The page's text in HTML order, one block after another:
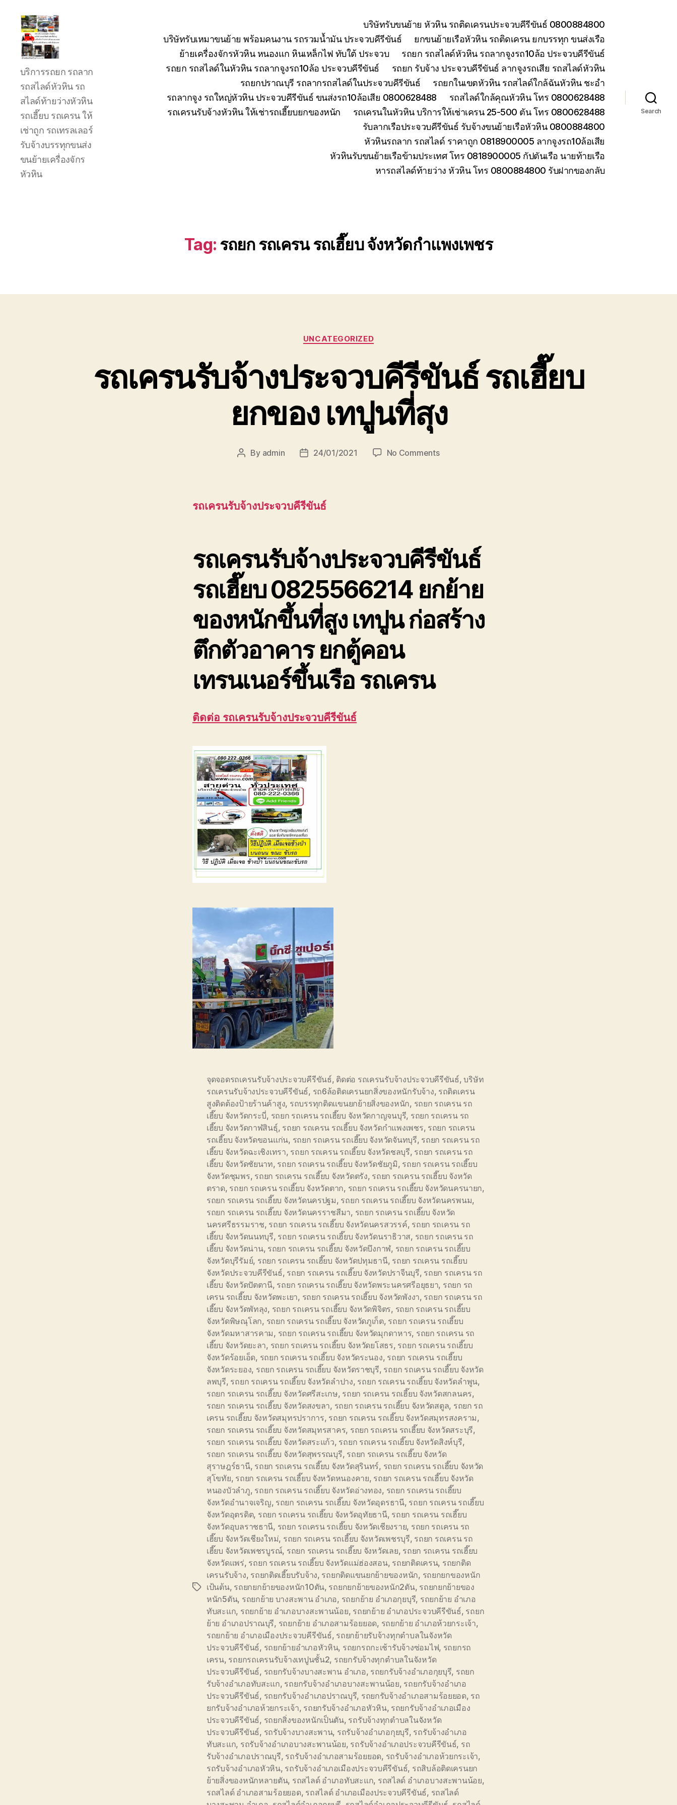
ลาก
รถ
สไลด์
เขต
หัวหิน
24
ชั่วโมง
ติดต่อ
โทร
บริการรถยก รถลาก
รถสไลด์หัวหิน รถ
สไลด์ท้ายว่างหัวหิน
รถเฮี๊ยบ รถเครน ให้
เช่าถูก รถเทรลเลอร์
รับจ้างบรรทุกขนส่ง
ขนย้ายเครื่องจักร
หัวหิน
บริษัทรับขนย้าย หัวหิน รถติดเครนประจวบคีรีขันธ์ 0800884800
บริษัทรับเหมาขนย้าย พร้อมคนงาน รถรวมน้ำมัน ประจวบคีรีขันธ์
ยกขนย้ายเรือหัวหิน รถติดเครน ยกบรรทุก ขนส่งเรือ
ย้ายเครื่องจักรหัวหิน หนองแก หินเหล็กไฟ ทับใต้ ประจวบ
รถยก รถสไลด์หัวหิน รถลากจูงรถ10ล้อ ประจวบคีรีขันธ์
รถยก รถสไลด์ในหัวหิน รถลากจูงรถ10ล้อ ประจวบคีรีขันธ์
รถยก รับจ้าง ประจวบคีรีขันธ์ ลากจูงรถเสีย รถสไลด์หัวหิน
รถยกปราณบุรี รถลากรถสไลด์ในประจวบคีรีขันธ์
รถยกในเขตหัวหิน รถสไลด์ใกล้ฉันหัวหิน ชะอำ
รถลากจูง รถใหญ่หัวหิน ประจวบคีรีขันธ์ ขนส่งรถ10ล้อเสีย 0800628488
รถสไลด์ใกล้คุณหัวหิน โทร 0800628488
รถเครนรับจ้างหัวหิน ให้เช่ารถเฮี๊ยบยกของหนัก
รถเครนในหัวหิน บริการให้เช่าเครน 25-500 ตัน โทร 0800628488
รับลากเรือประจวบคีรีขันธ์ รับจ้างขนย้ายเรือหัวหิน 0800884800
หัวหินรถลาก รถสไลด์ ราคาถูก 0818900005 ลากจูงรถ10ล้อเสีย
หัวหินรับขนย้ายเรือข้ามประเทศ โทร 0818900005 กัปตันเรือ นายท้ายเรือ
หารถสไลด์ท้ายว่าง หัวหิน โทร 0800884800 รับฝากของกลับ
Search
Tag: รถยก รถเครน รถเฮี๊ยบ จังหวัดกำแพงเพชร
Categories
UNCATEGORIZED
รถเครนรับจ้างประจวบคีรีขันธ์ รถเฮี๊ยบ
ยกของ เทปูนที่สุง
Post
By admin
Post24/01/2021 No Commentson
ของ
เทปูน
สุง
รถเครนรับจ้างประจวบคีรีขันธ์
รถเครนรับจ้างประจวบคีรีขันธ์
รถเฮี๊ยบ 0825566214 ยกย้าย
ของหนักขึ้นที่สูง เทปูน ก่อสร้าง
ตึกตัวอาคาร ยกตู้คอน
เทรนเนอร์ขึ้นเรือ รถเครน
ติดต่อ รถเครนรับจ้างประจวบคีรีขันธ์
Tags
จุดจอดรถเครนรับจ้างประจวบคีรีขันธ์, ติดต่อ รถเครนรับจ้างประจวบคีรีขันธ์,บริษัท
รถเครนรับจ้างประจวบคีรีขันธ์, รถ6ล้อติดเครนยกสิ่งของหนักรับจ้าง, รถติดเครน
สูงติดต้องป้ายร้านค้าสูง, รถบรรทุกติดแขนยกย้ายสิ่งของหนัก, รถยก รถเครน รถ
เฮี๊ยบ จังหวัดกระบี่, รถยก รถเครน รถเฮี๊ยบ จังหวัดกาญจนบุรี, รถยก รถเครน รถ
เฮี๊ยบ จังหวัดกาฬสินธุ์, รถยก รถเครน รถเฮี๊ยบ จังหวัดกำแพงเพชร, รถยก รถเครน
รถเฮี๊ยบ จังหวัดขอนแก่น, รถยก รถเครน รถเฮี๊ยบ จังหวัดจันทบุรี, รถยก รถเครน รถ
เฮี๊ยบ จังหวัดฉะเชิงเทรา, รถยก รถเครน รถเฮี๊ยบ จังหวัดชลบุรี, รถยก รถเครน รถ
เฮี๊ยบ จังหวัดชัยนาท, รถยก รถเครน รถเฮี๊ยบ จังหวัดชัยภูมิ, รถยก รถเครน รถเฮี๊ยบ
จังหวัดชุมพร, รถยก รถเครน รถเฮี๊ยบ จังหวัดตรัง, รถยก รถเครน รถเฮี๊ยบ จังหวัด
ตราด, รถยก รถเครน รถเฮี๊ยบ จังหวัดตาก, รถยก รถเครน รถเฮี๊ยบ จังหวัดนครนายก,
รถยก รถเครน รถเฮี๊ยบ จังหวัดนครปฐม, รถยก รถเครน รถเฮี๊ยบ จังหวัดนครพนม,
รถยก รถเครน รถเฮี๊ยบ จังหวัดนครราชสีมา, รถยก รถเครน รถเฮี๊ยบ จังหวัด
นครศรีธรรมราช, รถยก รถเครน รถเฮี๊ยบ จังหวัดนครสวรรค์, รถยก รถเครน รถ
เฮี๊ยบ จังหวัดนนทบุรี, รถยก รถเครน รถเฮี๊ยบ จังหวัดนราธิวาส, รถยก รถเครน รถ
เฮี๊ยบ จังหวัดน่าน, รถยก รถเครน รถเฮี๊ยบ จังหวัดบึงกาฬ, รถยก รถเครน รถเฮี๊ยบ
จังหวัดบุรีรัมย์, รถยก รถเครน รถเฮี๊ยบ จังหวัดปทุมธานี, รถยก รถเครน รถเฮี๊ยบ
จังหวัดประจวบคีรีขันธ์, รถยก รถเครน รถเฮี๊ยบ จังหวัดปราจีนบุรี, รถยก รถเครน รถ
เฮี๊ยบ จังหวัดปัตตานี, รถยก รถเครน รถเฮี๊ยบ จังหวัดพระนครศรีอยุธยา, รถยก รถ
เครน รถเฮี๊ยบ จังหวัดพะเยา, รถยก รถเครน รถเฮี๊ยบ จังหวัดพังงา, รถยก รถเครน รถ
เฮี๊ยบ จังหวัดพัทลุง, รถยก รถเครน รถเฮี๊ยบ จังหวัดพิจิตร, รถยก รถเครน รถเฮี๊ยบ
จังหวัดพิษณุโลก, รถยก รถเครน รถเฮี๊ยบ จังหวัดภูเก็ต, รถยก รถเครน รถเฮี๊ยบ
จังหวัดมหาสารคาม, รถยก รถเครน รถเฮี๊ยบ จังหวัดมุกดาหาร, รถยก รถเครน รถ
เฮี๊ยบ จังหวัดยะลา, รถยก รถเครน รถเฮี๊ยบ จังหวัดยโสธร, รถยก รถเครน รถเฮี๊ยบ
จังหวัดร้อยเอ็ด, รถยก รถเครน รถเฮี๊ยบ จังหวัดระนอง, รถยก รถเครน รถเฮี๊ยบ
จังหวัดระยอง, รถยก รถเครน รถเฮี๊ยบ จังหวัดราชบุรี, รถยก รถเครน รถเฮี๊ยบ จังหวัด
ลพบุรี, รถยก รถเครน รถเฮี๊ยบ จังหวัดลำปาง, รถยก รถเครน รถเฮี๊ยบ จังหวัดลำพูน,
รถยก รถเครน รถเฮี๊ยบ จังหวัดศรีสะเกษ, รถยก รถเครน รถเฮี๊ยบ จังหวัดสกลนคร,
รถยก รถเครน รถเฮี๊ยบ จังหวัดสงขลา, รถยก รถเครน รถเฮี๊ยบ จังหวัดสตูล, รถยก รถ
เครน รถเฮี๊ยบ จังหวัดสมุทรปราการ, รถยก รถเครน รถเฮี๊ยบ จังหวัดสมุทรสงคราม,
รถยก รถเครน รถเฮี๊ยบ จังหวัดสมุทรสาคร, รถยก รถเครน รถเฮี๊ยบ จังหวัดสระบุรี,
รถยก รถเครน รถเฮี๊ยบ จังหวัดสระแก้ว, รถยก รถเครน รถเฮี๊ยบ จังหวัดสิงห์บุรี,
รถยก รถเครน รถเฮี๊ยบ จังหวัดสุพรรณบุรี, รถยก รถเครน รถเฮี๊ยบ จังหวัด
สุราษฎร์ธานี, รถยก รถเครน รถเฮี๊ยบ จังหวัดสุรินทร์, รถยก รถเครน รถเฮี๊ยบ จังหวัด
สุโขทัย, รถยก รถเครน รถเฮี๊ยบ จังหวัดหนองคาย, รถยก รถเครน รถเฮี๊ยบ จังหวัด
หนองบัวลำภู, รถยก รถเครน รถเฮี๊ยบ จังหวัดอ่างทอง, รถยก รถเครน รถเฮี๊ยบ
จังหวัดอำนาจเจริญ, รถยก รถเครน รถเฮี๊ยบ จังหวัดอุดรธานี, รถยก รถเครน รถเฮี๊ยบ
จังหวัดอุตรดิต, รถยก รถเครน รถเฮี๊ยบ จังหวัดอุทัยธานี, รถยก รถเครน รถเฮี๊ยบ
จังหวัดอุบลราชธานี, รถยก รถเครน รถเฮี๊ยบ จังหวัดเชียงราย, รถยก รถเครน รถ
เฮี๊ยบ จังหวัดเชียงใหม่, รถยก รถเครน รถเฮี๊ยบ จังหวัดเพชรบุรี, รถยก รถเครน รถ
เฮี๊ยบ จังหวัดเพชรบูรณ์, รถยก รถเครน รถเฮี๊ยบ จังหวัดเลย, รถยก รถเครน รถเฮี๊ยบ
จังหวัดแพร่, รถยก รถเครน รถเฮี๊ยบ จังหวัดแม่ฮ่องสอน, รถยกติดเครน, รถยกติด
เครนรับจ้าง, รถยกติดเฮี๊ยบรับจ้าง, รถยกติดแขนยกย้ายของหนัก, รถยกยกของหนัก
เป้นต้น, รถยกยกย้ายของหนัก10ตัน, รถยกยกย้ายของหนัก2ตัน, รถยกยกย้ายของ
หนัก5ตัน, รถยกย้าย บางสะพาน อำเภอ, รถยกย้าย อำเภอกุยบุรี, รถยกย้าย อำเภอ
ทับสะแก, รถยกย้าย อำเภอบางสะพานน้อย, รถยกย้าย อำเภอประจวบคีรีขันธ์, รถยก
ย้าย อำเภอปราณบุรี, รถยกย้าย อำเภอสามร้อยยอด, รถยกย้าย อำเภอห้วยกระเจ้า,
รถยกย้าย อำเภอเมืองประจวบคีรีขันธ์, รถยกย้ายรับจ้างทุกตำบลในจังหวัด
ประจวบคีรีขันธ์, รถยกย้ายอำเภอหัวหิน, รถยกรถกะเช้ารับจ้างซ่อมไฟ, รถยกรถ
เครน, รถยกรถเครนรับจ้างเทปูนชั้น2, รถยกรับจ้างทุกตำบลในจังหวัด
ประจวบคีรีขันธ์, รถยกรับจ้างบางสะพาน อำเภอ, รถยกรับจ้างอำเภอกุยบุรี, รถยก
รับจ้างอำเภอทับสะแก, รถยกรับจ้างอำเภอบางสะพานน้อย, รถยกรับจ้างอำเภอ
ประจวบคีรีขันธ์, รถยกรับจ้างอำเภอปราณบุรี, รถยกรับจ้างอำเภอสามร้อยยอด, รถ
ยกรับจ้างอำเภอห้วยกระเจ้า, รถยกรับจ้างอำเภอหัวหิน, รถยกรับจ้างอำเภอเมือง
ประจวบคีรีขันธ์, รถยกสิ่งของหนักเป็นตัน, รถรับจ้างทุกตำบลในจังหวัด
ประจวบคีรีขันธ์, รถรับจ้างบางสะพาน, รถรับจ้างอำเภอกุยบุรี, รถรับจ้างอำเภอ
ทับสะแก, รถรับจ้างอำเภอบางสะพานน้อย, รถรับจ้างอำเภอประจวบคีรีขันธ์, รถ
รับจ้างอำเภอปราณบุรี, รถรับจ้างอำเภอสามร้อยยอด, รถรับจ้างอำเภอห้วยกระเจ้า,
รถรับจ้างอำเภอหัวหิน, รถรับจ้างอำเภอเมืองประจวบคีรีขันธ์, รถสิบล้อติดเครนยก
ย้ายสิ่งของหนักหลายตัน, รถสไลด์ อำเภอทับสะแก, รถสไลด์ อำเภอบางสะพานน้อย,
รถสไลด์ อำเภอสามร้อยยอด, รถสไลด์ อำเภอเมืองประจวบคีรีขันธ์, รถสไลด์